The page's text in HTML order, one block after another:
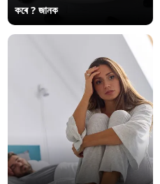
কৰে ? জানক